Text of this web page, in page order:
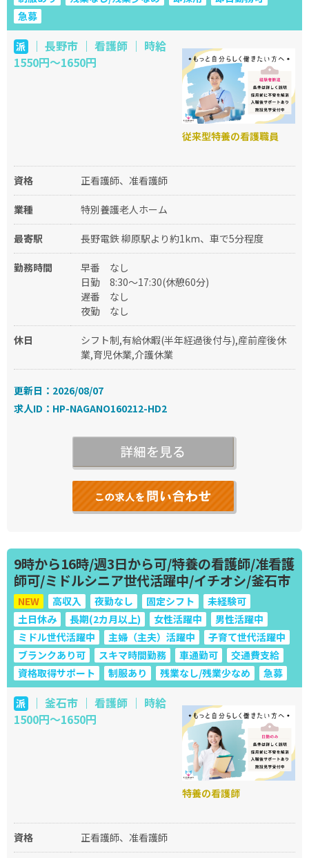
急募
派｜ 長野市 ｜ 看護師 ｜ 時給
1550円～1650円
従来型特養の看護職員
資格 正看護師、准看護師
業種 特別養護老人ホーム
最寄駅 長野電鉄 柳原駅より約1km、車で5分程度
勤務時間 早番
なし
日勤
8:30～17:30(休憩60分)
遅番
なし
夜勤
なし
休日
シフト制,有給休暇(半年経過後付与),産前産後休
業,育児休業,介護休業
更新日：2026/08/07
求人ID：HP-NAGANO160212-HD2
9時から16時/週3日から可/特養の看護師/准看護
師可/ミドルシニア世代活躍中/イチオシ/釜石市
NEW 高収入 夜勤なし 固定シフト
未経験可
土日休み
長期(2カ月以上) 女性活躍中
男性活躍中
ミドル世代活躍中
主婦（主夫）活躍中
子育て世代活躍中
ブランクあり可
スキマ時間勤務 車通勤可
交通費支給
資格取得サポート
制服あり 残業なし/残業少なめ 急募
派｜ 釜石市 ｜ 看護師 ｜ 時給
1500円～1650円
特養の看護師
資格 正看護師、准看護師